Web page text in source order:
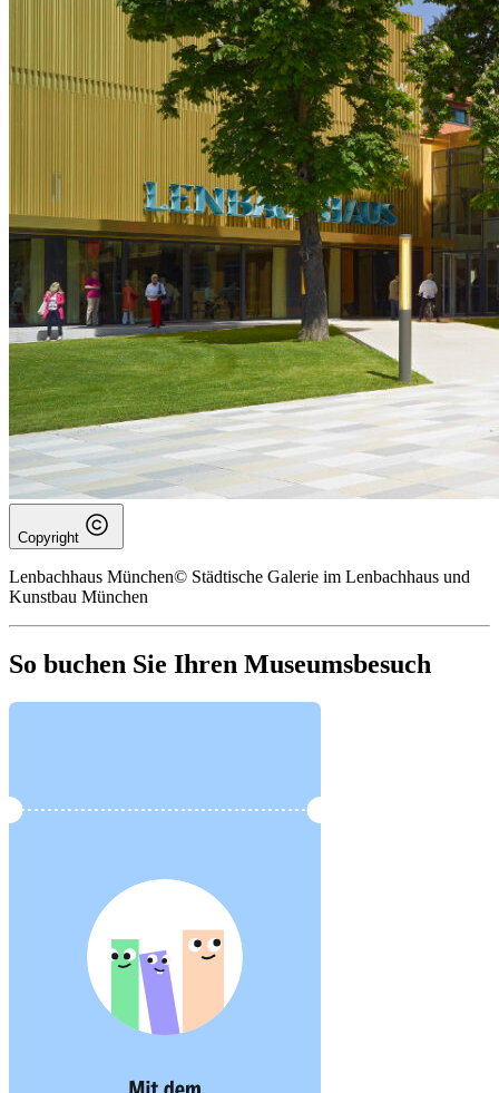
Copyright
Lenbachhaus München© Städtische Galerie im Lenbachhaus und
Kunstbau München
So buchen Sie Ihren Museumsbesuch